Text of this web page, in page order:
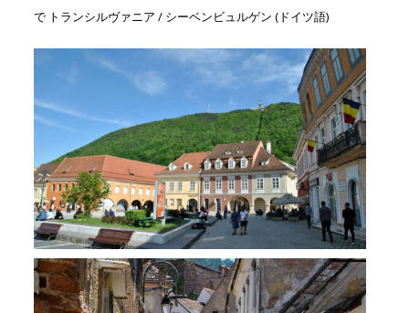
で トランシルヴァニア / シーベンビュルゲン (ドイツ語)